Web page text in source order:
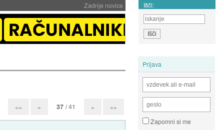
Zadnje novice Išči:
Prijava
Zapomni si me
«« « 37 / 41 » »»